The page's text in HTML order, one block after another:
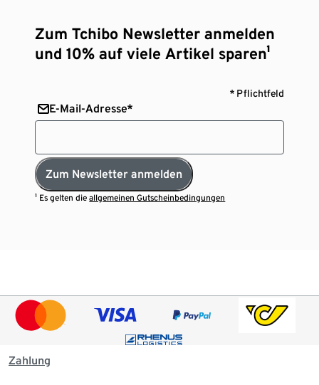
Zum Tchibo Newsletter anmelden
und 10% auf viele Artikel sparen¹
* Pflichtfeld
E-Mail-Adresse*
Zum Newsletter anmelden
¹ Es gelten dieallgemeinen Gutscheinbedingungen
Zahlung